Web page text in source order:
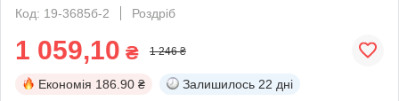
Код: 19-3685б-2
Роздріб
1 059,10 ₴ 1 246 ₴
Економія 186.90 ₴ Залишилось 22 дні